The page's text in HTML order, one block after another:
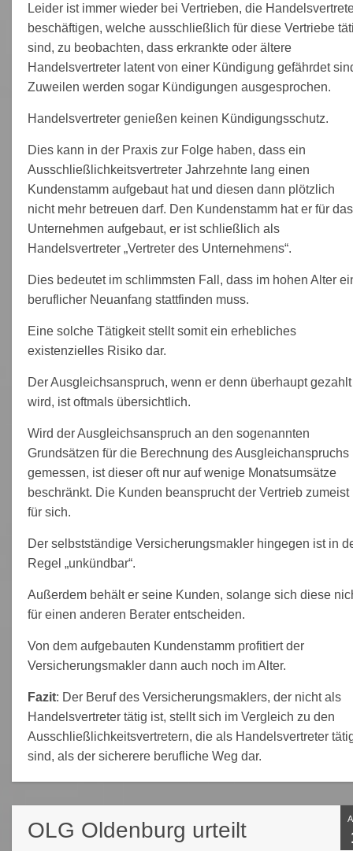
Leider ist immer wieder bei Vertrieben, die
beschäftigen, welche ausschließlich für diese Vertriebe
sind, zu beobachten, dass erkrankte oder ältere
Handelsvertreter latent von einer Kündigung gefährdet
Zuweilen werden sogar Kündigungen ausgesprochen.
Handelsvertreter genießen keinen Kündigungsschutz.
Dies kann in der Praxis zur Folge haben, dass ein
Ausschließlichkeitsvertreter Jahrzehnte lang einen
Kundenstamm aufgebaut hat und diesen dann plötzlich
nicht mehr betreuen darf. Den Kundenstamm hat er für das
Unternehmen aufgebaut, er ist schließlich als
Handelsvertreter „Vertreter des Unternehmens“.
Dies bedeutet im schlimmsten Fall, dass im hohen Alter
beruflicher Neuanfang stattfinden muss.
Eine solche Tätigkeit stellt somit ein erhebliches
existenzielles Risiko dar.
Der Ausgleichsanspruch, wenn er denn überhaupt gezahlt
wird, ist oftmals übersichtlich.
Wird der Ausgleichsanspruch an den sogenannten
Grundsätzen für die Berechnung des Ausgleichanspruchs
gemessen, ist dieser oft nur auf wenige Monatsumsätze
beschränkt. Die Kunden beansprucht der Vertrieb zumeist
für sich.
Der selbstständige Versicherungsmakler hingegen ist in
Regel „unkündbar“.
Außerdem behält er seine Kunden, solange sich diese
für einen anderen Berater entscheiden.
Von dem aufgebauten Kundenstamm profitiert der
Versicherungsmakler dann auch noch im Alter.
Fazit: Der Beruf des Versicherungsmaklers, der nicht als
Handelsvertreter tätig ist, stellt sich im Vergleich zu den
Ausschließlichkeitsvertretern, die als Handelsvertreter
sind, als der sicherere berufliche Weg dar.
OLG Oldenburg urteilt